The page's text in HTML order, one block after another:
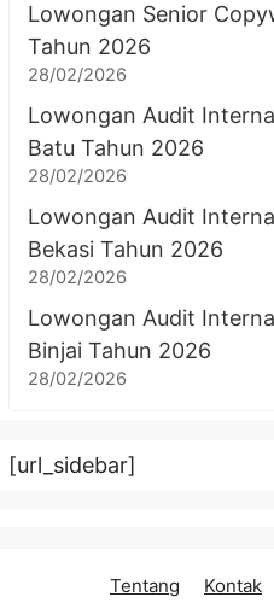
Lowongan Senior
Tahun 2026
28/02/2026
Lowongan Audit
Batu Tahun 2026
28/02/2026
Lowongan Audit
Bekasi Tahun 2026
28/02/2026
Lowongan Audit
Binjai Tahun 2026
28/02/2026
[url_sidebar]
Tentang Kontak